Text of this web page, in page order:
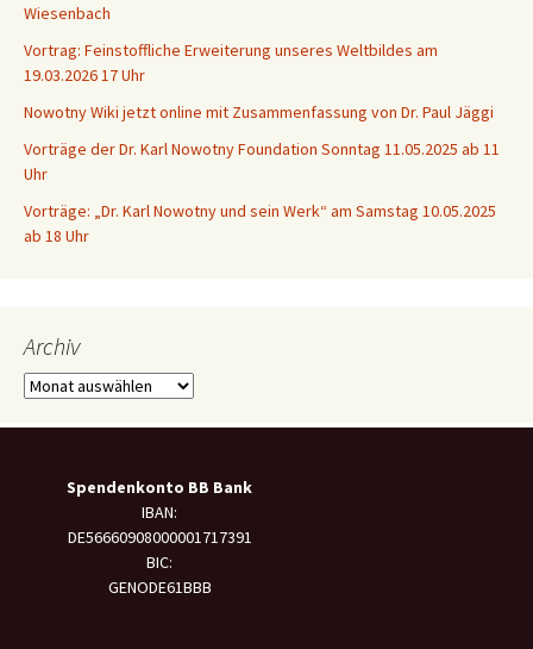
Wiesenbach
Vortrag: Feinstoffliche Erweiterung unseres Weltbildes am
19.03.2026 17 Uhr
Nowotny Wiki jetzt online mit Zusammenfassung von Dr. Paul Jäggi
Vorträge der Dr. Karl Nowotny Foundation Sonntag 11.05.2025 ab 11
Uhr
Vorträge: „Dr. Karl Nowotny und sein Werk“ am Samstag 10.05.2025
ab 18 Uhr
Archiv
Archiv
Spendenkonto BB Bank
IBAN:
DE56660908000001717391
BIC:
GENODE61BBB